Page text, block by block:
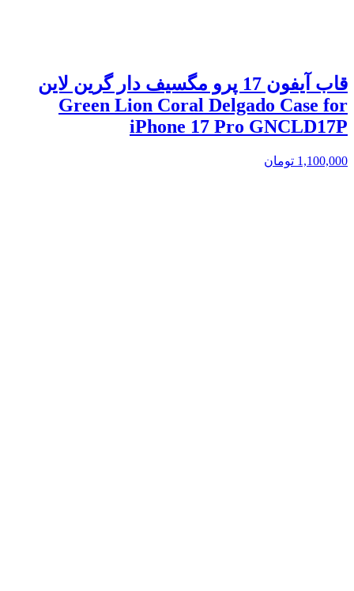
قاب آیفون 17 پرو مگسیف دار گرین لاین
Green Lion Coral Delgado Case for
iPhone 17 Pro GNCLD17P
1,100,000 تومان